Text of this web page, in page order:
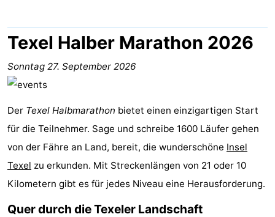
Waal
Oosterend
Natur
Schönste
Aussichtspunkte
Übernachten
-
Bosch
en
-
De
-
Texel Halber Marathon 2026
Sonntag 27. September 2026
Der Texel Halbmarathon bietet einen einzigartigen Start
für die Teilnehmer. Sage und schreibe 1600 Läufer gehen
von der Fähre an Land, bereit, die wunderschöne Insel
Texel zu erkunden. Mit Streckenlängen von 21 oder 10
Kilometern gibt es für jedes Niveau eine Herausforderung.
Quer durch die Texeler Landschaft